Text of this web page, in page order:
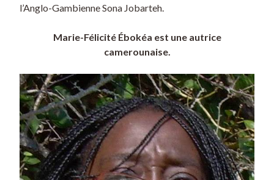
l’Anglo-Gambienne Sona Jobarteh.
Marie-Félicité Ébokéa est une autrice
camerounaise.